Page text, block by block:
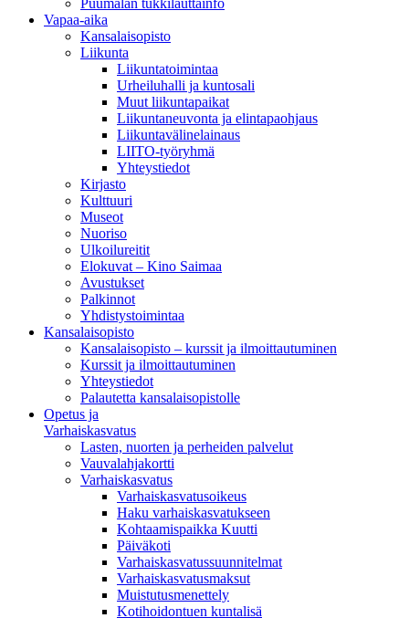
Vapaa-aika
Kansalaisopisto
Liikunta
Liikuntatoimintaa
Urheiluhalli ja kuntosali
Muut liikuntapaikat
Liikuntaneuvonta ja elintapaohjaus
Liikuntavälinelainaus
LIITO-työryhmä
Yhteystiedot
Kirjasto
Kulttuuri
Museot
Nuoriso
Ulkoilureitit
Elokuvat – Kino Saimaa
Avustukset
Palkinnot
Yhdistystoimintaa
Kansalaisopisto
Kansalaisopisto – kurssit ja ilmoittautuminen
Kurssit ja ilmoittautuminen
Yhteystiedot
Palautetta kansalaisopistolle
Opetus ja
Varhaiskasvatus
Lasten, nuorten ja perheiden palvelut
Vauvalahjakortti
Varhaiskasvatus
Varhaiskasvatusoikeus
Haku varhaiskasvatukseen
Kohtaamispaikka Kuutti
Päiväkoti
Varhaiskasvatussuunnitelmat
Varhaiskasvatusmaksut
Muistutusmenettely
Kotihoidontuen kuntalisä